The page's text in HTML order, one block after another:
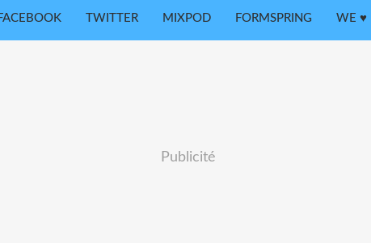
FACEBOOK TWITTER MIXPOD FORMSPRING WE ♥
Publicité